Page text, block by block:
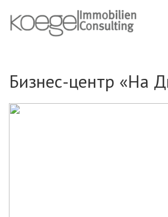
Бизнес-центр «На